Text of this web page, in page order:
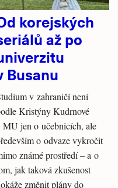
korejských
až po
Busanu
v zahraničí není
Kristýny Kudrnové
MU jen o učebnicích, ale
o odvaze vykročit
známé prostředí – a o
jak taková zkušenost
změnit plány do